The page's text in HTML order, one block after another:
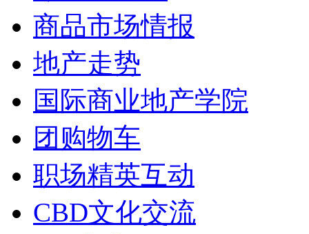
商品市场情报
地产走势
国际商业地产学院
团购物车
职场精英互动
CBD文化交流